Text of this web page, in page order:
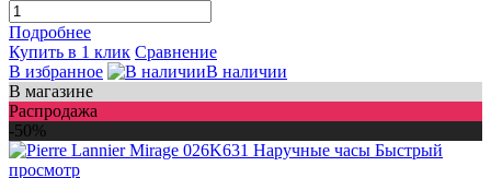
Подробнее
Купить в 1 клик Сравнение
В избранное
В наличии
В магазине
Распродажа
-50%
Быстрый
просмотр